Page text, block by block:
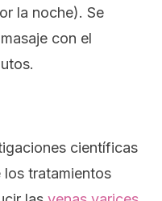
la noche). Se
con el
científicas
los tratamientos